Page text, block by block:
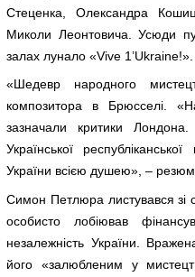
Стеценка, Олександра
Миколи Леонтовича. Усюди
залах лунало «Vive 1’Ukraine!».
«Шедевр народного
композитора в Брюсселі.
зазначали критики
Української
України всією душею», –
Симон Петлюра листувався зі
особисто лобіював
незалежність України.
його «залюбленим у